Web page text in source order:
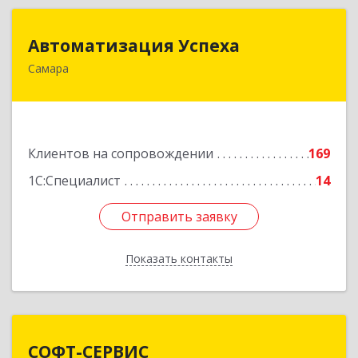
Автоматизация Успеха
Самара
Клиентов на сопровождении
169
1С:Специалист
14
Отправить заявку
Показать контакты
Отправить заявку
Назад
СОФТ-СЕРВИС